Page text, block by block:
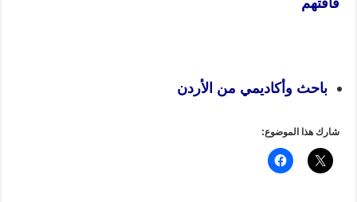
باحث وأكاديمي من الأردن
شارك هذا الموضوع: